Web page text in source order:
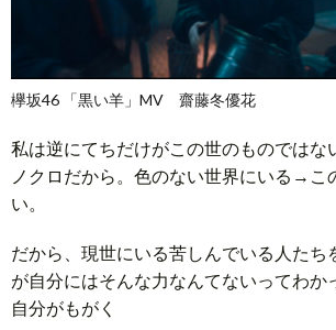
欅坂46 「黒い羊」MV 齋藤冬優花
私は逆にてちだけがこの世のものでは
ノクロだから。色のない世界にいる→こ
い。
だから、現世にいる苦しんでいる人たち
が自分にはそんな力なんてないってわか
自分がもがく